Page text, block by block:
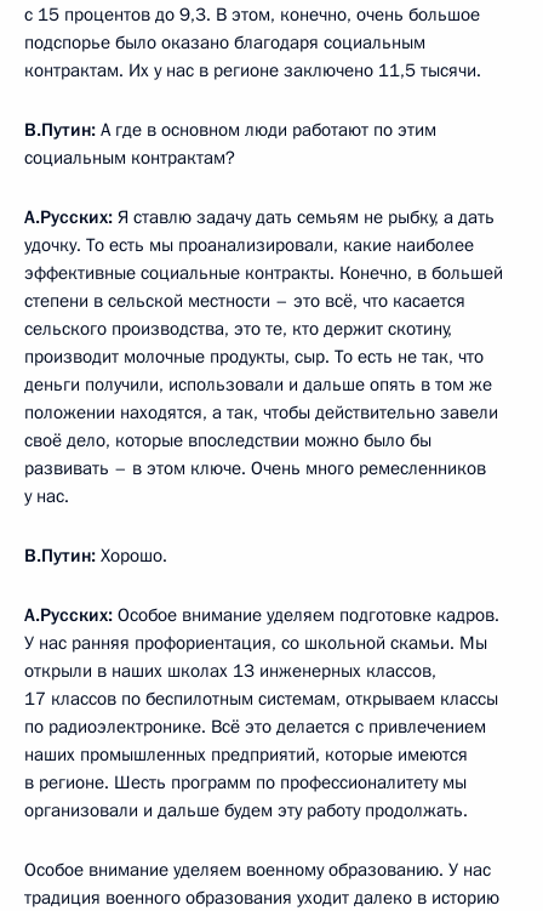
с 15 процентов до 9,3. В этом, конечно, очень большое
подспорье было оказано благодаря социальным
контрактам. Их у нас в регионе заключено 11,5 тысячи.
В.Путин: А где в основном люди работают по этим
социальным контрактам?
А.Русских: Я ставлю задачу дать семьям не рыбку, а дать
удочку. То есть мы проанализировали, какие наиболее
эффективные социальные контракты. Конечно, в большей
степени в сельской местности – это всё, что касается
сельского производства, это те, кто держит скотину,
производит молочные продукты, сыр. То есть не так, что
деньги получили, использовали и дальше опять в том же
положении находятся, а так, чтобы действительно завели
своё дело, которые впоследствии можно было бы
развивать – в этом ключе. Очень много ремесленников
у нас.
В.Путин: Хорошо.
А.Русских: Особое внимание уделяем подготовке кадров.
У нас ранняя профориентация, со школьной скамьи. Мы
открыли в наших школах 13 инженерных классов,
17 классов по беспилотным системам, открываем классы
по радиоэлектронике. Всё это делается с привлечением
наших промышленных предприятий, которые имеются
в регионе. Шесть программ по профессионалитету мы
организовали и дальше будем эту работу продолжать.
Особое внимание уделяем военному образованию. У нас
традиция военного образования уходит далеко в историю